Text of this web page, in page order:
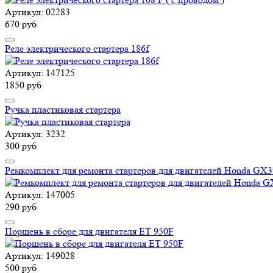
Артикул: 02283
670 руб
Реле электрического стартера 186f
Артикул: 147125
1850 руб
Ручка пластиковая стартера
Артикул: 3232
300 руб
Ремкомплект для ремонта стартеров для двигателей Honda
Артикул: 147005
290 руб
Поршень в сборе для двигателя ET 950F
Артикул: 149028
500 руб